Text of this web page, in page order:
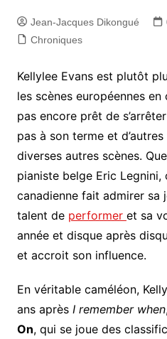
Jean-Jacques Dikongué
Chroniques
Kellylee Evans est plutôt
les scènes européennes en
pas encore prêt de s’arrêter
pas à son terme et
diverses autres scènes.
pianiste belge Eric Legnini,
canadienne fait admirer sa
talent de performer et sa
année et disque après
et accroit son influence.
En véritable caméléon,
ans après I remember when
On, qui se joue des